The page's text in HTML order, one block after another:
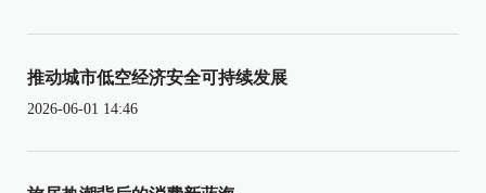
推动城市低空经济安全可持续发展
2026-06-01 14:46